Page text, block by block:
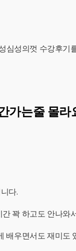
심성의껏 수강후기
가는줄 몰라
다.
꽉 하고도 안나와
배우면서도 재미도